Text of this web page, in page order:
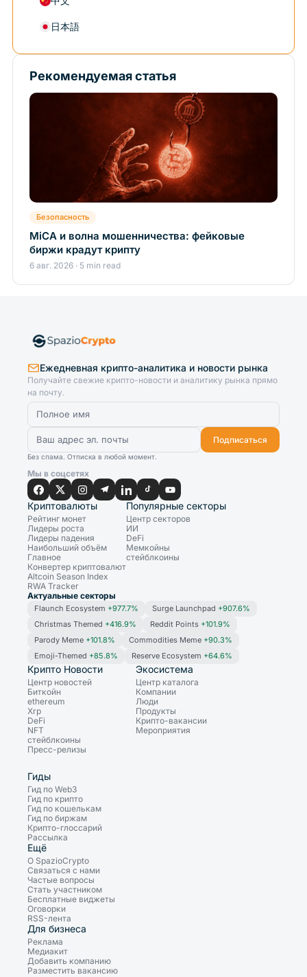
日本語
Рекомендуемая статья
Безопасность
MiCA и волна мошенничества: фейковые
биржи крадут крипту
6 авг. 2026 · 5 min read
Ежедневная крипто-аналитика и новости рынка
Получайте свежие крипто-новости и аналитику рынка прямо
на почту.
Подписаться
Без спама. Отписка в любой момент.
Мы в соцсетях
Криптовалюты
Рейтинг монет
Лидеры роста
Лидеры падения
Наибольший объём
Главное
Конвертер криптовалют
Altcoin Season Index
RWA Tracker
Популярные секторы
Центр секторов
ИИ
DeFi
Мемкойны
стейблкоины
Актуальные секторы
Flaunch Ecosystem +977.7% Surge Launchpad +907.6%
Christmas Themed +416.9% Reddit Points +101.9%
Parody Meme +101.8% Commodities Meme +90.3%
Emoji-Themed +85.8% Reserve Ecosystem +64.6%
Крипто Новости
Центр новостей
Биткойн
ethereum
Xrp
DeFi
NFT
стейблкоины
Пресс-релизы
Экосистема
Центр каталога
Компании
Люди
Продукты
Крипто-вакансии
Мероприятия
Гиды
Гид по Web3
Гид по крипто
Гид по кошелькам
Гид по биржам
Крипто-глоссарий
Рассылка
Ещё
О SpazioCrypto
Связаться с нами
Частые вопросы
Стать участником
Бесплатные виджеты
Оговорки
RSS-лента
Для бизнеса
Реклама
Медиакит
Добавить компанию
Разместить вакансию